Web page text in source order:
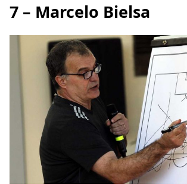
7 – Marcelo Bielsa